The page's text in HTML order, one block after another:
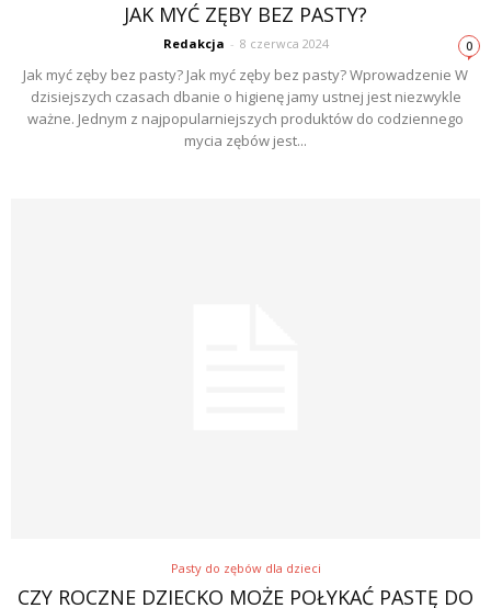
JAK MYĆ ZĘBY BEZ PASTY?
Redakcja - 8 czerwca 2024 0
Jak myć zęby bez pasty? Jak myć zęby bez pasty? Wprowadzenie W
dzisiejszych czasach dbanie o higienę jamy ustnej jest niezwykle
ważne. Jednym z najpopularniejszych produktów do codziennego
mycia zębów jest...
Pasty do zębów dla dzieci
CZY ROCZNE DZIECKO MOŻE POŁYKAĆ PASTĘ DO